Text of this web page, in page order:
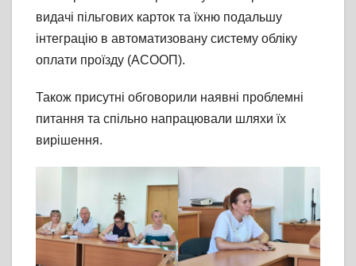
видачі пільгових карток та їхню подальшу
інтеграцію в автоматизовану систему обліку
оплати проїзду (АСООП).
Також присутні обговорили наявні проблемні
питання та спільно напрацювали шляхи їх
вирішення.